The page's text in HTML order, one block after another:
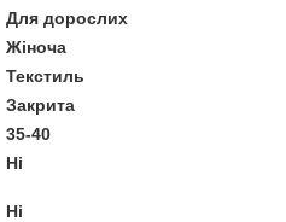
Для дорослих
Жіноча
Текстиль
Закрита
35-40
Ні
Ні